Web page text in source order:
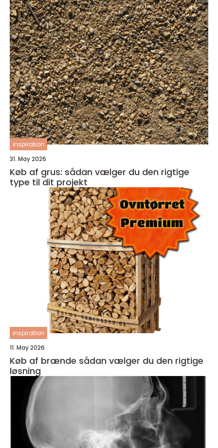
inspiration
31. May 2026
Køb af grus: sådan vælger du den rigtige
type til dit projekt
inspiration
11. May 2026
Køb af brænde sådan vælger du den rigtige
løsning